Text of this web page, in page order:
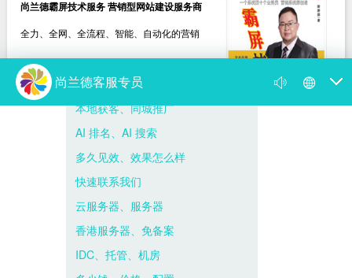
尚兰德霸屏技术服务 营销型网站建设服务商
全力、全网、全流程、智能、自动化的营销
选择尚兰德
打造营销型网站建设服务商
你的网络营销为何出了问题 病根在思想上
尚兰德霸屏技术服务 营销型网站建设服务商
霸屏是什么意思，百度霸屏推广的方法与...
尚兰德带你揭开 “霸占屏幕” 的神秘面纱